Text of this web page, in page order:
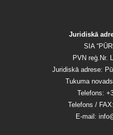
Juridiskā
SIA
PVN reģ.Nr.
Juridiskā adrese:
Tukuma
Telefons:
Telefons /
E-mail: